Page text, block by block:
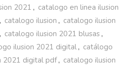
2021 , catalogo en linea ilusion
, catalogo ilusion , catalogo ilusion
, catalogo ilusion 2021 blusas ,
ilusion 2021 digital , catálogo
2021 digital pdf, catalogo ilusion